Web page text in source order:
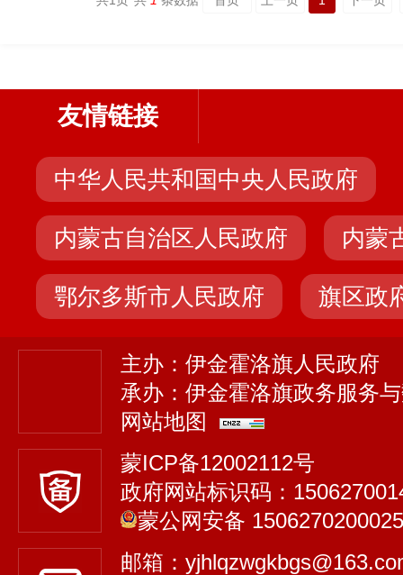
友情链接
中华人民共和国中央人民政府
内蒙古自治区人民政府 内蒙
鄂尔多斯市人民政府 旗区政
主办：伊金霍洛旗人民政府
承办：伊金霍洛旗政务服务
网站地图
蒙ICP备12002112号
政府网站标识码：
蒙公网安备
邮箱：